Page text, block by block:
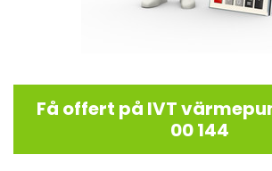
Få offert på IVT
00 144